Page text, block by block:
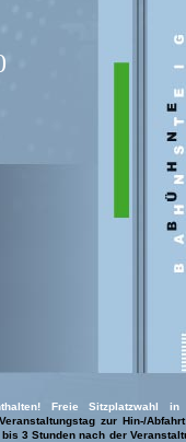
Freie Sitzplatzwahl in
zur Hin-/
3 Stunden nach der